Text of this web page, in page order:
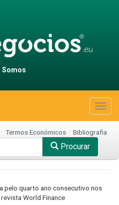
Somos
Termos Económicos Bibliografia
Procurar
pelo quarto ano consecutivo nos
World Finance